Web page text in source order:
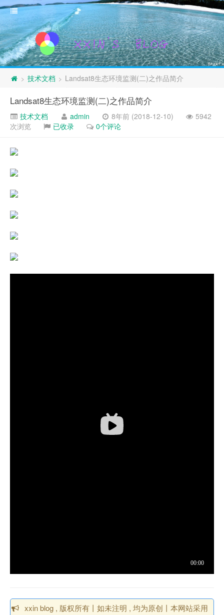
> 技术文档 > Landsat8生态环境监测(二)之作品简介
Landsat8生态环境监测(二)之作品简介
技术文档 admin 8年前 (2018-12-10)
5942
次浏览
已收录 0个评论
xxin blog , 版权所有丨如未注明 , 均为原创丨本网站采用